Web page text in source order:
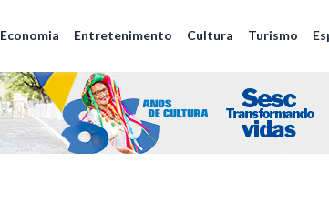
Economia Entretenimento Cultura Turismo